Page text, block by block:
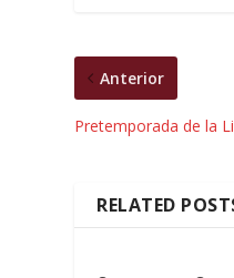
Anterior
Pretemporada de la
RELATED